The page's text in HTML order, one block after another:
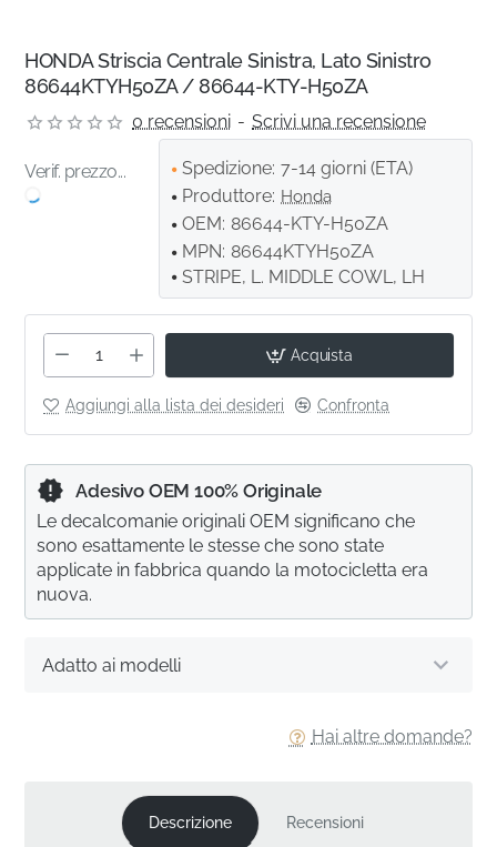
HONDA Striscia Centrale Sinistra, Lato Sinistro
86644KTYH50ZA / 86644-KTY-H50ZA
0 recensioni - Scrivi una recensione
Verif. prezzo... Spedizione: 7-14 giorni (ETA)
Produttore: Honda
OEM: 86644-KTY-H50ZA
MPN: 86644KTYH50ZA
STRIPE, L. MIDDLE COWL, LH
Acquista
Aggiungi alla lista dei desideri Confronta
Hai altre domande?
Adatto ai modelli
Adesivo OEM 100% Originale
Le decalcomanie originali OEM significano che
sono esattamente le stesse che sono state
applicate in fabbrica quando la motocicletta era
nuova.
Descrizione Recensioni